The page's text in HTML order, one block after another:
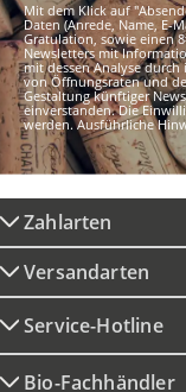
Mit dem Klick auf
Daten (Anrede, Name, E-
Gratulation, sowie einen
Newsletters mit
mit dessen Analyse
von Öffnungsraten und
Gestaltung künftiger
einverstanden. Die
werden. Ausführliche
Zahlarten
Versandarten
Service-Hotline
Bio-Fachhändler